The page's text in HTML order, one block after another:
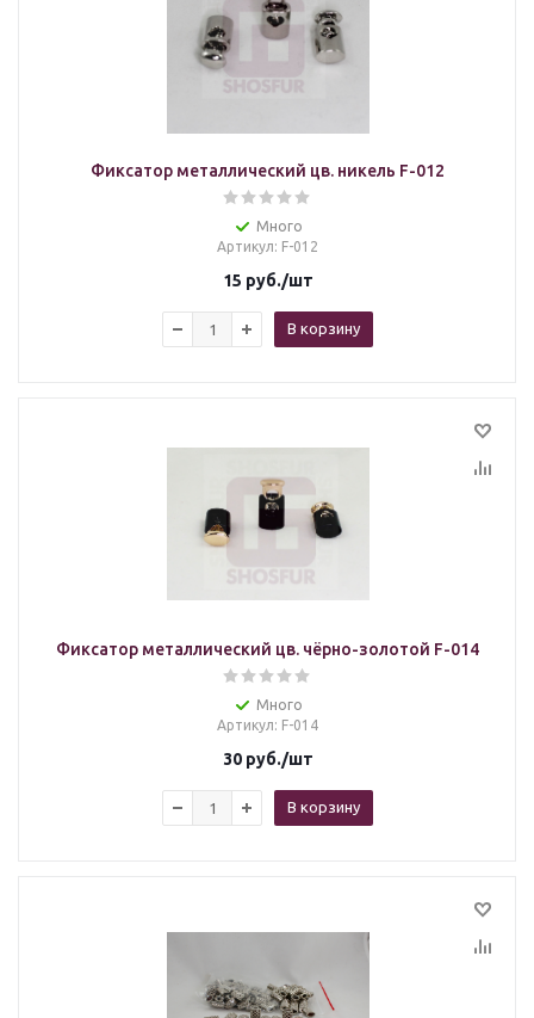
Фиксатор металлический цв. никель F-012
Много
Артикул: F-012
15 руб./шт
В корзину
Фиксатор металлический цв. чёрно-золотой F-014
Много
Артикул: F-014
30руб./шт
В корзину